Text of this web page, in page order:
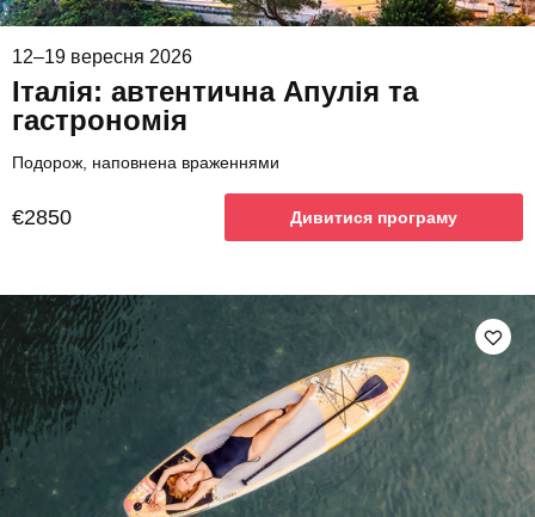
12–19 вересня 2026
Італія: автентична Апулія та
гастрономія
Подорож, наповнена враженнями
€2850 Дивитися програму